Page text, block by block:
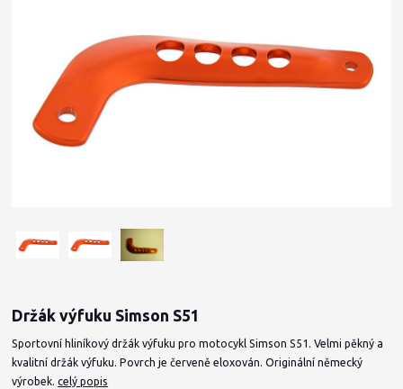
Držák výfuku Simson S51
Sportovní hliníkový držák výfuku pro motocykl Simson S51. Velmi pěkný a
kvalitní držák výfuku. Povrch je červeně eloxován. Originální německý
výrobek.celý popis